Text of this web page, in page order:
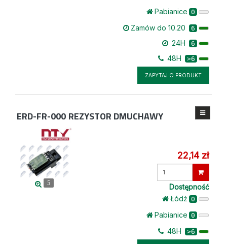
Pabianice 0
Zamów do 10.20 6
24H 6
48H >6
ZAPYTAJ O PRODUKT
ERD-FR-000 REZYSTOR DMUCHAWY
5
22,14 zł
Wprowadź
Dostępność
Łódż 0
Pabianice 0
48H >6